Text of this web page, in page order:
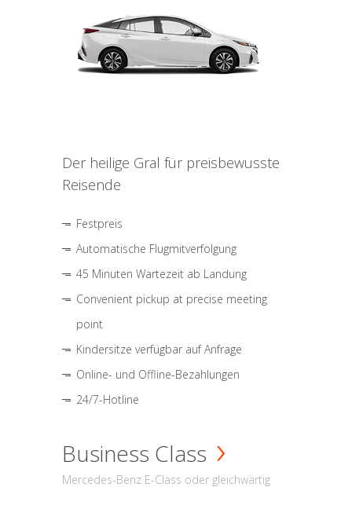
Der heilige Gral für preisbewusste
Reisende
Festpreis
Automatische Flugmitverfolgung
45 Minuten Wartezeit ab Landung
Convenient pickup at precise meeting
point
Kindersitze verfügbar auf Anfrage
Online- und Offline-Bezahlungen
24/7-Hotline
Business Class
Mercedes-Benz E-Class oder gleichwärtig